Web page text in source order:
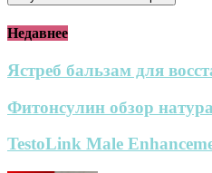
Недавнее
Ястреб бальзам для
Фитонсулин обзор
TestoLink Male